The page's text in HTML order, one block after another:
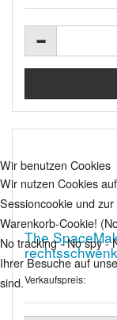
The
Verkaufspreis:
Wir benutzen Cookies
Wir nutzen Cookies
Sessioncookie und
Warenkorb-Cookie!
No tracking - No spy -
Ihrer Besuche auf
sind.